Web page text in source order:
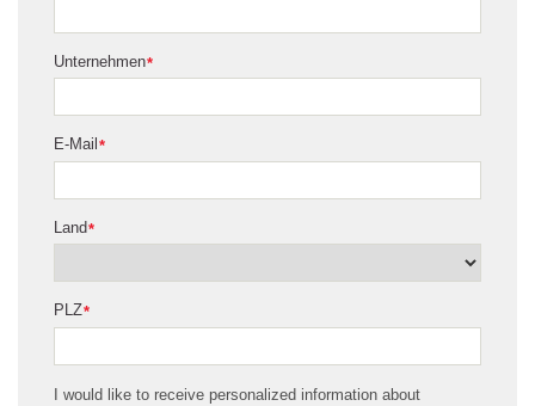
*
Unternehmen
*
E-Mail
*
Land
*
PLZ
I would like to receive personalized information about